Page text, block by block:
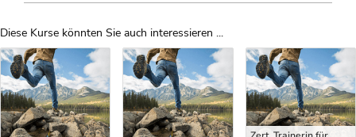
Diese Kurse könnten Sie auch interessieren ...
Uber Weiterbildungsvorschläge